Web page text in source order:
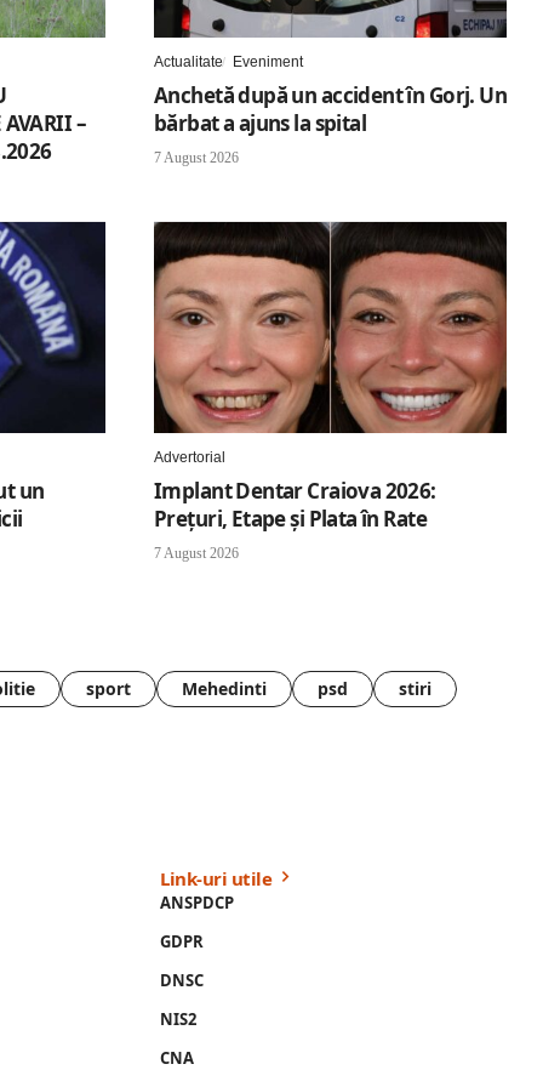
AVARII –
Actualitate Eveniment
Anchetă după un accident în Gorj. Un
bărbat a ajuns la spital
7 August 2026
un
Advertorial
Implant Dentar Craiova 2026:
Preţuri, Etape şi Plata în Rate
7 August 2026
sport Mehedinti psd stiri
Link-uri utile
ANSPDCP
GDPR
DNSC
NIS2
CNA